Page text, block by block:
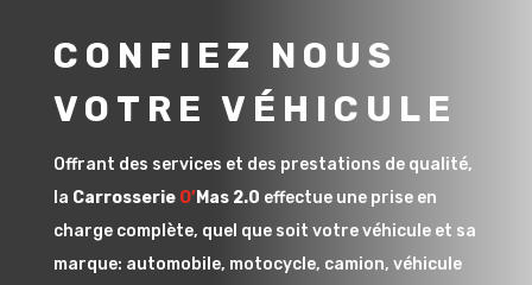
CONFIEZ NOUS
VOTRE VÉHICULE
Offrant des services et des prestations de qualité,
la Carrosserie O’Mas 2.0 effectue une prise en
charge complète, quel que soit votre véhicule et sa
marque: automobile, motocycle, camion, véhicule